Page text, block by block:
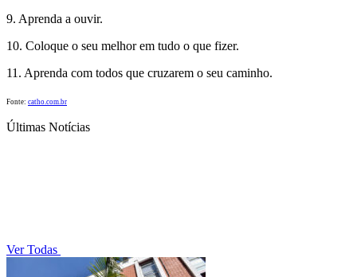
9. Aprenda a ouvir.
10. Coloque o seu melhor em tudo o que fizer.
11. Aprenda com todos que cruzarem o seu caminho.
Fonte: catho.com.br
Últimas Notícias
Ver Todas